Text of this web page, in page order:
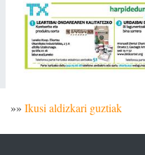
»» Ikusi aldizkari guztiak